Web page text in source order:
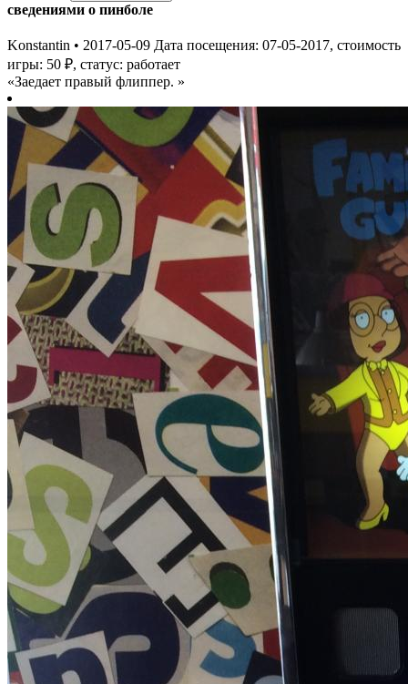
сведениями о пинболе
Konstantin • 2017-05-09 Дата посещения: 07-05-2017, стоимость
игры: 50 ₽, статус: работает
Заедает правый флиппер.